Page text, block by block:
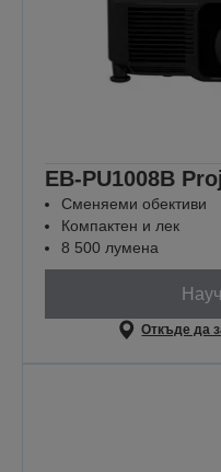
EB-PU1008B
Сменяеми обективи
Компактен и лек
8 500 лумена
Откъде да